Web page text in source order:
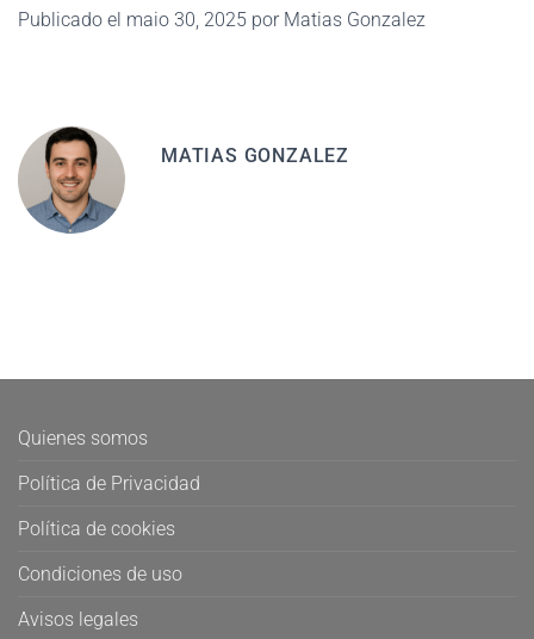
Publicado el maio 30, 2025 por Matias Gonzalez
MATIAS GONZALEZ
Quienes somos
Política de Privacidad
Política de cookies
Condiciones de uso
Avisos legales